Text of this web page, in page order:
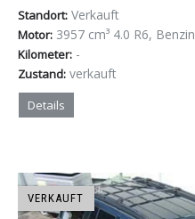
Standort: Verkauft
Motor: 3957 cm³ 4.0 R6, Benzin
Kilometer: -
Zustand: verkauft
Details
VERKAUFT